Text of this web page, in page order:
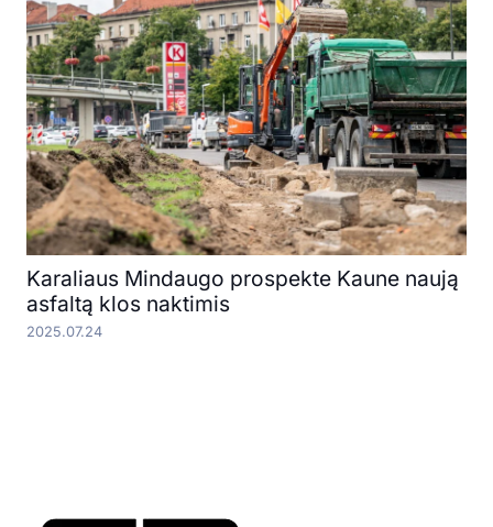
Karaliaus Mindaugo prospekte Kaune naują
asfaltą klos naktimis
2025.07.24